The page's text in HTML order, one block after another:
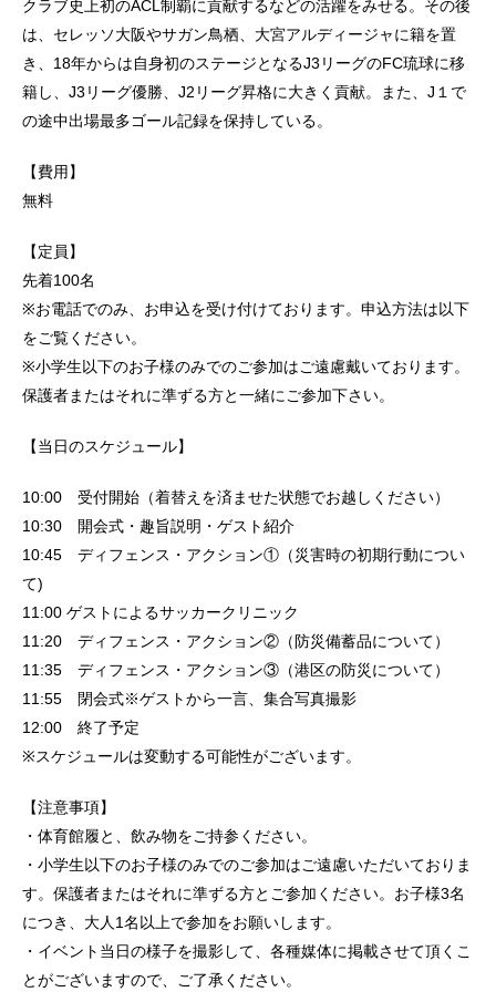
クラブ史上初のACL制覇に貢献するなどの活躍をみせる。その後
は、セレッソ大阪やサガン鳥栖、大宮アルディージャに籍を置
き、18年からは自身初のステージとなるJ3リーグのFC琉球に移
籍し、J3リーグ優勝、J2リーグ昇格に大きく貢献。また、J１で
の途中出場最多ゴール記録を保持している。
【費用】
無料
【定員】
先着100名
※お電話でのみ、お申込を受け付けております。申込方法は以下
をご覧ください。
※小学生以下のお子様のみでのご参加はご遠慮戴いております。
保護者またはそれに準ずる方と一緒にご参加下さい。
【当日のスケジュール】
10:00 受付開始（着替えを済ませた状態でお越しください）
10:30 開会式・趣旨説明・ゲスト紹介
10:45 ディフェンス・アクション①（災害時の初期行動につい
て)
11:00 ゲストによるサッカークリニック
11:20 ディフェンス・アクション②（防災備蓄品について）
11:35 ディフェンス・アクション③（港区の防災について）
11:55 閉会式※ゲストから一言、集合写真撮影
12:00 終了予定
※スケジュールは変動する可能性がございます。
【注意事項】
・体育館履と、飲み物をご持参ください。
・小学生以下のお子様のみでのご参加はご遠慮いただいておりま
す。保護者またはそれに準ずる方とご参加ください。お子様3名
につき、大人1名以上で参加をお願いします。
・イベント当日の様子を撮影して、各種媒体に掲載させて頂くこ
とがございますので、ご了承ください。